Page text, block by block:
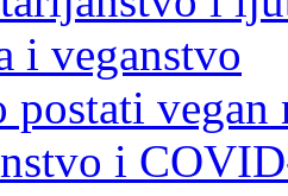
i veganstvo
postati vegan
i